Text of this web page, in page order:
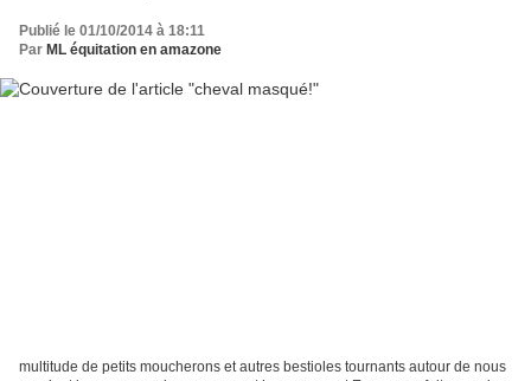
Publié le 01/10/2014 à 18:11
Par ML équitation en amazone
multitude de petits moucherons et autres bestioles tournants autour de nous